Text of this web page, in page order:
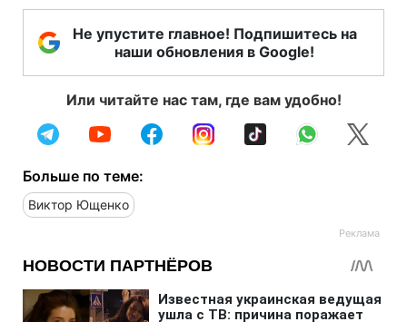
Не упустите главное! Подпишитесь на
наши обновления в Google!
Или читайте нас там, где вам удобно!
Больше по теме:
Виктор Ющенко